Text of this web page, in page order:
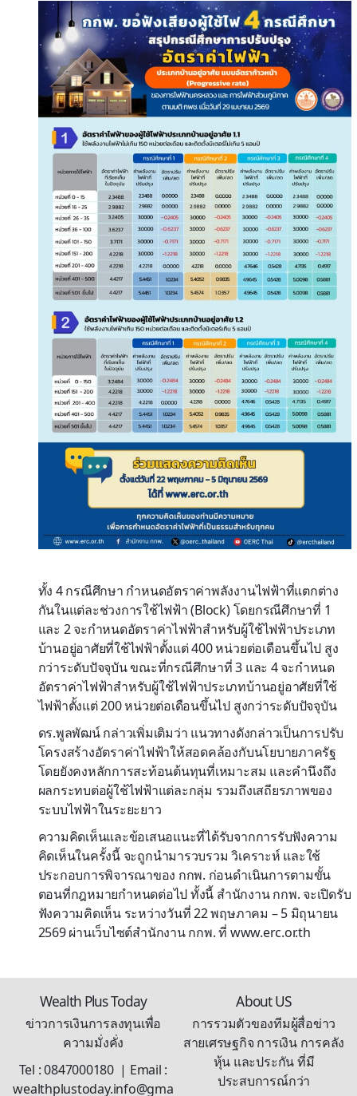
ทั้ง 4 กรณีศึกษา กำหนดอัตราค่าพลังงานไฟฟ้าที่แตกต่าง
กันในแต่ละช่วงการใช้ไฟฟ้า (Block) โดยกรณีศึกษาที่ 1
และ 2 จะกำหนดอัตราค่าไฟฟ้าสำหรับผู้ใช้ไฟฟ้าประเภท
บ้านอยู่อาศัยที่ใช้ไฟฟ้าตั้งแต่ 400 หน่วยต่อเดือนขึ้นไป สูง
กว่าระดับปัจจุบัน ขณะที่กรณีศึกษาที่ 3 และ 4 จะกำหนด
อัตราค่าไฟฟ้าสำหรับผู้ใช้ไฟฟ้าประเภทบ้านอยู่อาศัยที่ใช้
ไฟฟ้าตั้งแต่ 200 หน่วยต่อเดือนขึ้นไป สูงกว่าระดับปัจจุบัน
ดร.พูลพัฒน์ กล่าวเพิ่มเติมว่า แนวทางดังกล่าวเป็นการปรับ
โครงสร้างอัตราค่าไฟฟ้าให้สอดคล้องกับนโยบายภาครัฐ
โดยยังคงหลักการสะท้อนต้นทุนที่เหมาะสม และคำนึงถึง
ผลกระทบต่อผู้ใช้ไฟฟ้าแต่ละกลุ่ม รวมถึงเสถียรภาพของ
ระบบไฟฟ้าในระยะยาว
ความคิดเห็นและข้อเสนอแนะที่ได้รับจากการรับฟังความ
คิดเห็นในครั้งนี้ จะถูกนำมารวบรวม วิเคราะห์ และใช้
ประกอบการพิจารณาของ กกพ. ก่อนดำเนินการตามขั้น
ตอนที่กฎหมายกำหนดต่อไป ทั้งนี้ สำนักงาน กกพ. จะเปิดรับ
ฟังความคิดเห็น ระหว่างวันที่ 22 พฤษภาคม – 5 มิถุนายน
2569 ผ่านเว็บไซต์สำนักงาน กกพ. ที่ www.erc.or.th
Wealth Plus Today
ข่าวการเงินการลงทุนเพื่อ
ความมั่งคั่ง
Tel : 0847000180 | Email :
wealthplustoday.info@gma
About US
การรวมตัวของทีมผู้สื่อข่าว
สายเศรษฐกิจ การเงิน การคลัง
หุ้น และประกัน ที่มี
ประสบการณ์กว่า